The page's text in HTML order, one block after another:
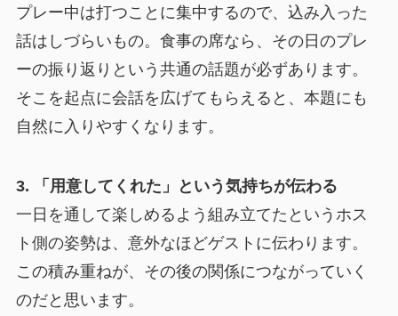
プレー中は打つことに集中するので、込み入った
話はしづらいもの。食事の席なら、その日のプレ
ーの振り返りという共通の話題が必ずあります。
そこを起点に会話を広げてもらえると、本題にも
自然に入りやすくなります。
3. 「用意してくれた」という気持ちが伝わる
一日を通して楽しめるよう組み立てたというホス
ト側の姿勢は、意外なほどゲストに伝わります。
この積み重ねが、その後の関係につながっていく
のだと思います。